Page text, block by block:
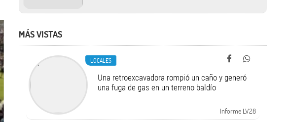
MÁS VISTAS
LOCALES
Una retroexcavadora rompió un caño y generó
una fuga de gas en un terreno baldío
Informe LV28